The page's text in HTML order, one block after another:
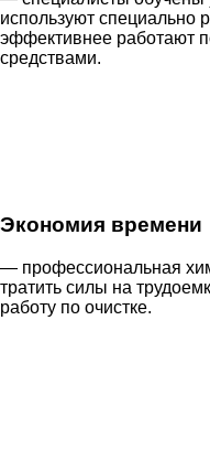
используют специально
эффективнее работают
средствами.
Экономия времени
— профессиональная
тратить силы на
работу по очистке.